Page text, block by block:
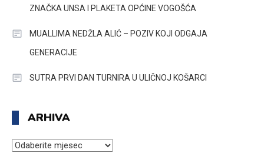
ZNAČKA UNSA I PLAKETA OPĆINE VOGOŠĆA
MUALLIMA NEDŽLA ALIĆ – POZIV KOJI ODGAJA
GENERACIJE
SUTRA PRVI DAN TURNIRA U ULIČNOJ KOŠARCI
ARHIVA
ARHIVA